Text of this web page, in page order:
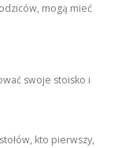
mogą mieć
swoje stoisko i
kto pierwszy,